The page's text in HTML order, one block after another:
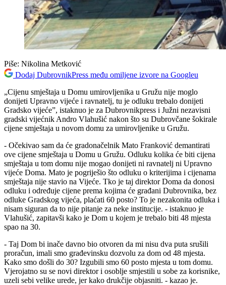
Piše: Nikolina Metković
Dodaj DubrovnikPress među omiljene izvore na Googleu
„Cijenu smještaja u Domu umirovljenika u Gružu nije moglo
donijeti Upravno vijeće i ravnatelj, tu je odluku trebalo donijeti
Gradsko vijeće”, istaknuo je za Dubrovnikpress i Južni nezavisni
gradski vijećnik Andro Vlahušić nakon što su Dubrovčane šokirale
cijene smještaja u novom domu za umirovljenike u Gružu.
- Očekivao sam da će gradonačelnik Mato Franković demantirati
ove cijene smještaja u Domu u Gružu. Odluku kolika će biti cijena
smještaja u tom domu nije mogao donijeti ni ravnatelj ni Upravno
vijeće Doma. Mato je pogriješio što odluku o kriterijima i cijenama
smještaja nije stavio na Vijeće. Tko je taj direktor Doma da donosi
odluku i određuje cijene prema kojima će građani Dubrovnika, bez
odluke Gradskog vijeća, plaćati 60 posto? To je nezakonita odluka i
nisam siguran da to nije pitanje za neke institucije. - istaknuo je
Vlahušić, zapitavši kako je Dom u kojem je trebalo biti 48 mjesta
spao na 30.
- Taj Dom bi inače davno bio otvoren da mi nisu dva puta srušili
proračun, imali smo građevinsku dozvolu za dom od 48 mjesta.
Kako smo došli do 30? Izgubili smo 60 posto mjesta u tom domu.
Vjerojatno su se novi direktor i osoblje smjestili u sobe za korisnike,
uzeli sebi velike urede, jer kako drukčije objasniti. - kazao je.